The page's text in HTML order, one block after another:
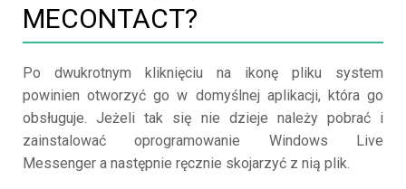
MECONTACT?
Po dwukrotnym kliknięciu na ikonę pliku system
powinien otworzyć go w domyślnej aplikacji, która go
obsługuje. Jeżeli tak się nie dzieje należy pobrać i
zainstalować oprogramowanie Windows Live
Messenger a następnie ręcznie skojarzyć z nią plik.